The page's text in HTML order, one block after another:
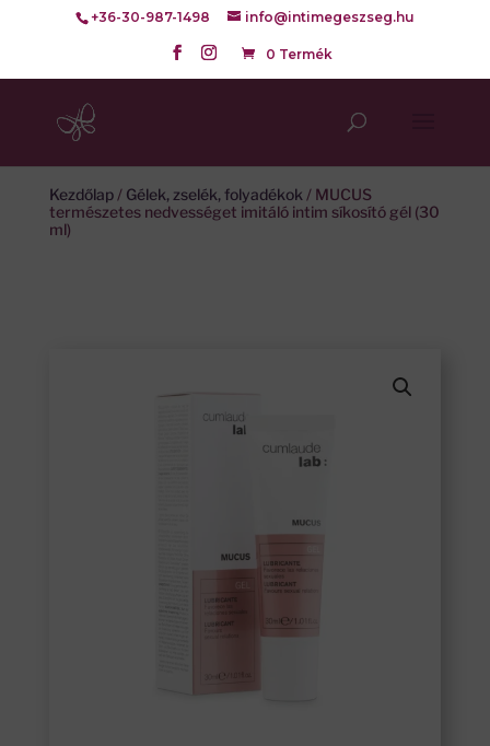
+36-30-987-1498 info@intimegeszseg.hu
0 Termék
Kezdőlap/ Gélek, zselék, folyadékok / MUCUS
természetes nedvességet imitáló intim síkosító gél (30
ml)